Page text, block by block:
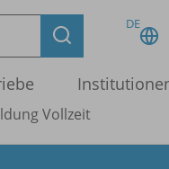
DE
Vollzeit